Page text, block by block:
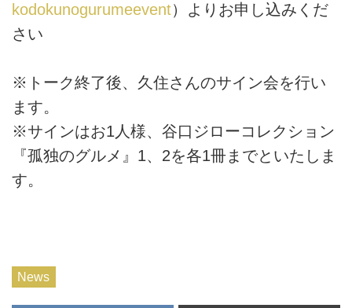
kodokunogurumeevent）よりお申し込みくだ
さい
※トーク終了後、久住さんのサイン会を行い
ます。
※サインはお1人様、谷口ジローコレクション
『孤独のグルメ』1、2を各1冊までといたしま
す。
News